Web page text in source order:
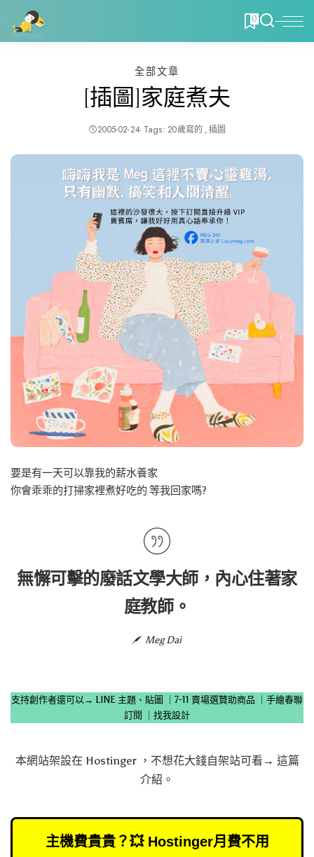
0
全部文章
[插圖]家庭煮夫
2005-02-24 Tags: 20歲寫的 插圖
要是有一天可以靠我的薪水養家
你會乖乖的打掃家裡煮好吃的 等我回家嗎?
無懈可擊的廢話文學大師，內心住著家
庭教師。
Meg Dai
支持創作者還可以→ LINE 主題、貼圖 7-11 賣場選贊助商品
手繪春聯
訂閱
找我設計
本網站架設在 Hostinger，不想花大錢自架站可看→ 這篇
介紹 。
主機費貴貴？💥 Hostinger月費不用